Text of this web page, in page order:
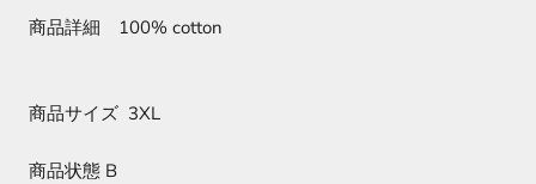
商品詳細 100% cotton
商品サイズ 3XL
商品状態 B